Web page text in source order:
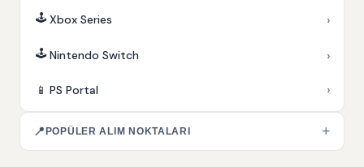
🕹️ Xbox Series ›
🕹️ Nintendo Switch ›
📱 PS Portal ›
📍 POPÜLER ALIM NOKTALARI +